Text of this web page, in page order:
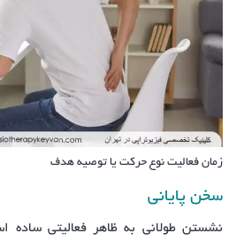
زمان فعالیت نوع حرکت یا توصیه هدف
سخن پایانی
نشستن طولانی به ظاهر فعالیتی ساده